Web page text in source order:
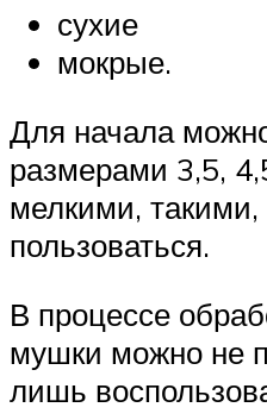
сухие
мокрые.
Для начала
размерами 3,5,
мелкими, такими,
пользоваться.
В процессе
мушки можно не
лишь